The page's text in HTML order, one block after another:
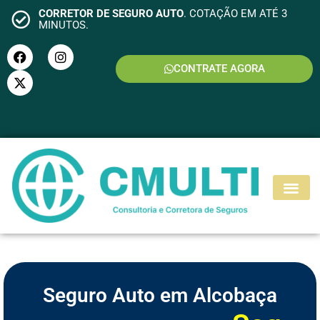
CORRETOR DE SEGURO AUTO. COTAÇÃO EM ATÉ 3
MINUTOS.
CONTRATE AGORA
SEGURO MOTO
Seguro Auto em Alcobaça